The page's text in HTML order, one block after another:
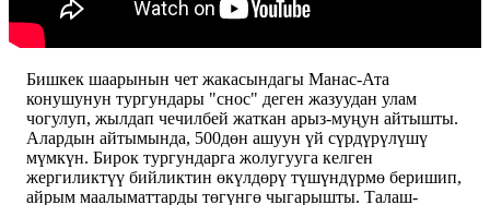
Бишкек шаарынын чет жакасындагы Манас-Ата
конушунун тургундары "снос" деген жазуудан улам
чогулуп, жылдап чечилбей жаткан арыз-муңун айтышты.
Алардын айтымында, 500дөн ашуун үй сүрдүрүлүшү
мүмкүн. Бирок тургундарга жолугууга келген
жергиликтүү бийликтин өкүлдөрү түшүндүрмө беришип,
айрым маалыматтарды төгүнгө чыгарышты. Талаш-